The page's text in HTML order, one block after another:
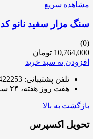
مشاهده سریع
سنگ مزار سفید نانو کد 222
(0)
10,764,000 تومان
افزودن به سبد خرید
تلفن پشتیبانی: 28422253 -021 |
هفت روز هفته، ۲۴ ساعت شبانه‌روز پاسخگوی شما هستیم.
بازگشت به بالا
تحویل اکسپرس